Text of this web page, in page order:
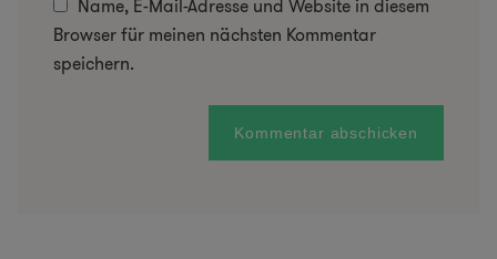
Name, E-Mail-Adresse und Website in diesem
Browser für meinen nächsten Kommentar
speichern.